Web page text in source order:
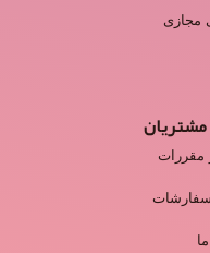
مجازی
مقررات